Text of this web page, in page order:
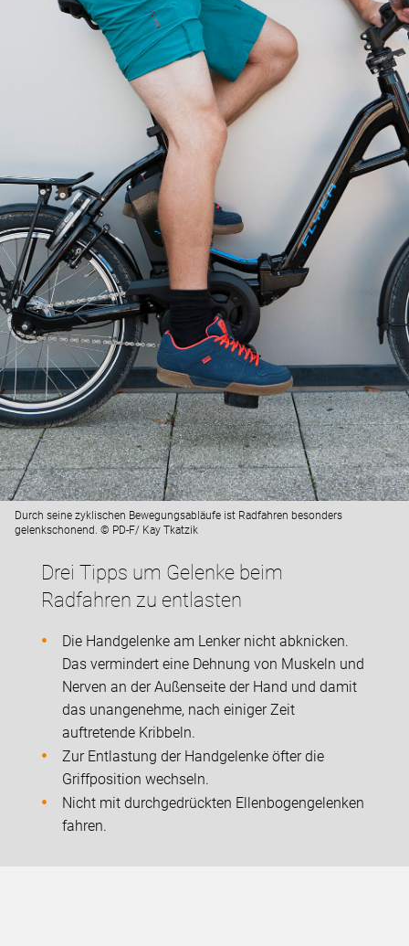
Durch seine zyklischen Bewegungsabläufe ist Radfahren besonders
gelenkschonend. © PD-F/ Kay Tkatzik
Drei Tipps um Gelenke beim
Radfahren zu entlasten
Die Handgelenke am Lenker nicht abknicken.
Das vermindert eine Dehnung von Muskeln und
Nerven an der Außenseite der Hand und damit
das unangenehme, nach einiger Zeit
auftretende Kribbeln.
Zur Entlastung der Handgelenke öfter die
Griffposition wechseln.
Nicht mit durchgedrückten Ellenbogengelenken
fahren.